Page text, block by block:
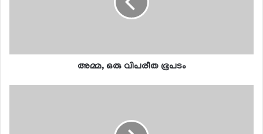
അമ്മ, ഒരു വിപരീത ഭൂപടം